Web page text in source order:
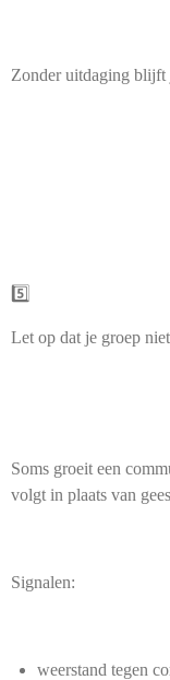
Zonder uitdaging blijft
5️⃣
Let op dat je groep
Soms groeit een
volgt in plaats van
Signalen:
weerstand tegen